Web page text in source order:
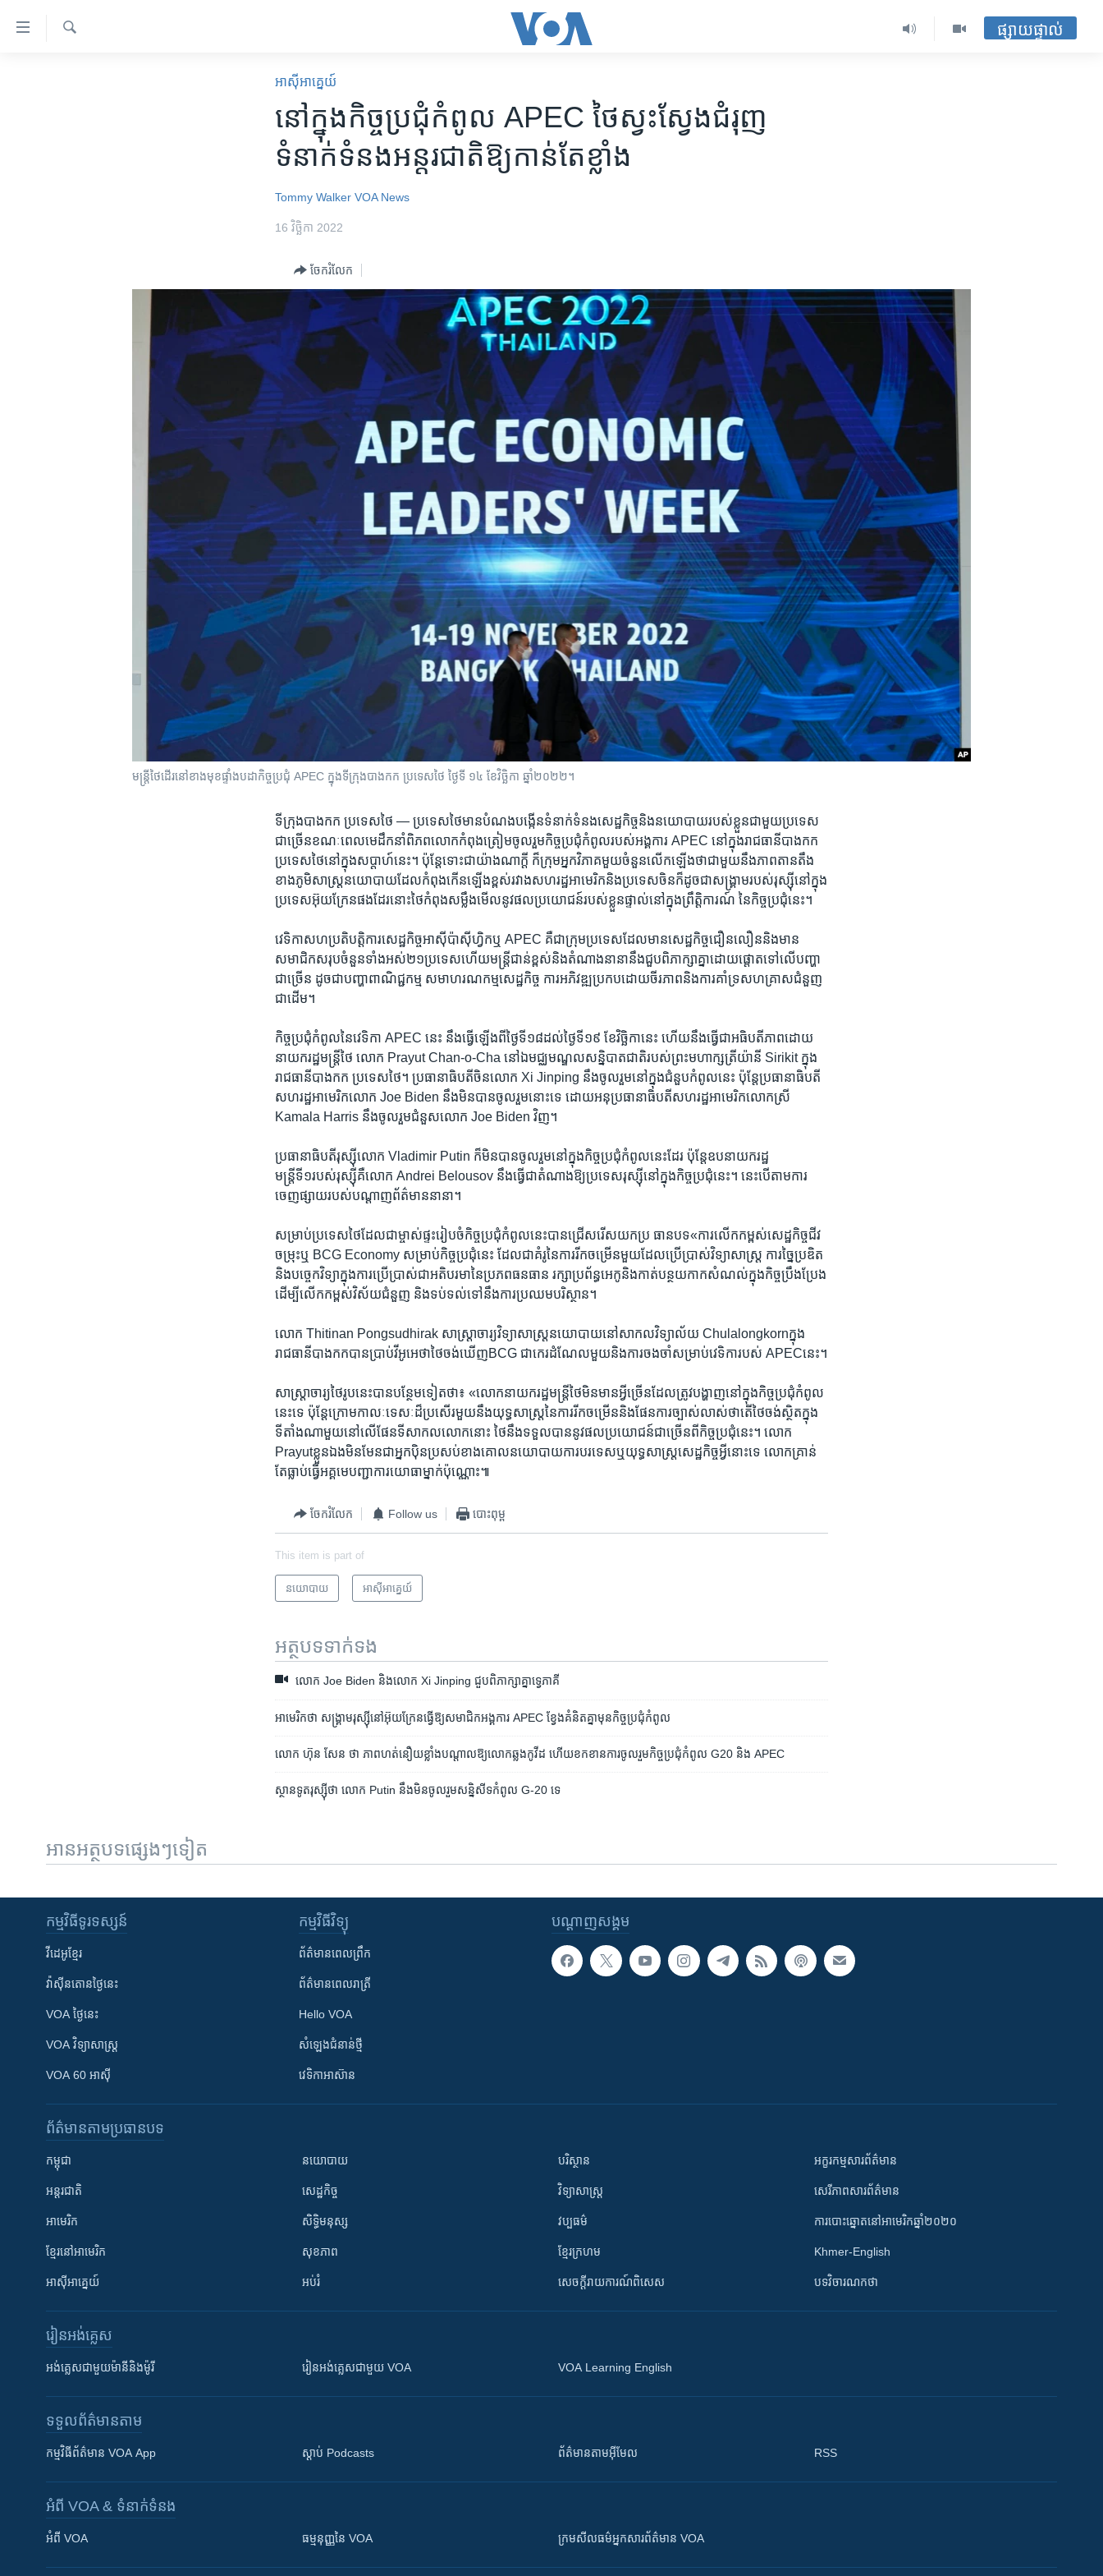
ទៅ​
ផ្សាយផ្ទាល់
អាស៊ី​អាគ្នេយ៍
នៅ​ក្នុង​កិច្ចប្រជុំ​កំពូល​​ APEC​ ​ថៃ​ស្វះស្វែង​ជំរុញ​
ទំនាក់ទំនង​អន្តរជាតិ​ឱ្យ​កាន់​តែ​ខ្លាំង
Tommy Walker VOA News
16 វិច្ឆិកា 2022
ចែករំលែក
មន្ត្រី​ថៃ​ដើរ​នៅ​ខាង​មុខ​ផ្ទាំងបដា​កិច្ចប្រជុំ​ APEC ក្នុង​ទីក្រុង​បាងកក ប្រទេស​ថៃ ថ្ងៃទី ១៤ ខែវិច្ឆិកា ឆ្នាំ២០២២។
ទីក្រុង​បាងកក ប្រទេស​ថៃ —ប្រទេស​ថៃ​មាន​បំណង​បង្កើន​ទំនាក់ទំនង​សេដ្ឋកិច្ច​និង​នយោបាយ​របស់​ខ្លួន​ជា​មួយប្រទេស​
ជា​ច្រើនខណៈ​ពេល​មេដឹកនាំ​ពិភពលោក​កំពុង​ត្រៀម​ចូលរួម​កិច្ចប្រជុំ​កំពូល​របស់​អង្គការ APEC នៅ​ក្នុង​រាជធានី​បាងកក
ប្រទេស​ថៃ​នៅ​ក្នុង​សប្តាហ៍នេះ។ ប៉ុន្តែ​ទោះ​ជា​យ៉ាង​ណា​ក្តី ក៏​ក្រុម​អ្នកវិភាគមួយ​ចំនួន​លើក​ឡើង​ថា​ជា​មួយ​នឹង​ភាព​តានតឹង​
ខាង​ភូមិសាស្ត្រ​នយោបាយដែល​កំពុង​កើន​ឡើង​ខ្ពស់​រវាង​សហរដ្ឋអាមេរិក​និង​ប្រ​ទេស​ចិន​ក៏​ដូច​ជា​សង្គ្រាមរបស់​រុស្ស៊ី​នៅ​ក្នុង​
ប្រទេស​អ៊ុយក្រែន​ផងដែរ​នោះថៃ​កំពុង​សម្លឹង​មើលនូវ​ផលប្រយោជន៍​របស់​ខ្លួន​ផ្ទាល់នៅ​ក្នុង​ព្រឹត្តិការណ៍​ នៃ​កិច្ចប្រជុំ​នេះ។
វេទិកា​សហប្រតិបត្តិការ​សេដ្ឋកិច្ច​អាស៊ី​ប៉ាស៊ីហ្វិក​ឬ APEC គឺ​ជា​ក្រុម​ប្រទេស​ដែល​មាន​សេដ្ឋកិច្ច​ជឿនលឿននិង​មាន​
សមាជិកសរុបចំនួន​ទាំង​អស់២១ប្រទេស​ហើយ​មន្ត្រី​ជាន់​ខ្ពស់​និង​តំណាង​នានា​នឹង​ជួបពិភាក្សា​គ្នា​ដោយ​ផ្តោត​ទៅ​លើ​បញ្ហា​
ជា​ច្រើន ដូច​ជា​បញ្ហា​ពាណិជ្ជកម្ម សមាហរណកម្ម​សេដ្ឋកិច្ច ការ​អភិវឌ្ឍ​ប្រកប​ដោយ​ចីរភាព​និង​ការ​គាំទ្រសហគ្រាស​ជំនួញ​
ជាដើម។
កិច្ចប្រជុំ​កំពូល​នៃ​វេទិកា APEC នេះ​ នឹង​ធ្វើ​ឡើង​ពី​ថ្ងៃ​ទី​១៨​ដល់​ថ្ងៃ​ទី​១៩ ខែ​វិច្ឆិកា​នេះ​ ហើយ​នឹងធ្វើ​ជា​អធិបតី​ភាព​ដោយ​
នាយករដ្ឋមន្ត្រី​ថៃ​ លោក Prayut Chan-o-Cha នៅ​ឯ​មជ្ឈមណ្ឌល​សន្និបាត​ជាតិ​របស់​ព្រះ​មហាក្សត្រី​យ៉ានី Sirikit ក្នុង​
រាជធានី​បាងកក ប្រទេស​ថៃ។ ប្រធានាធិបតី​ចិន​លោក Xi Jinping នឹង​ចូលរួម​នៅក្នុង​ជំនួប​កំពូល​នេះ​ ប៉ុន្តែ​ប្រធានាធិបតី​
សហរដ្ឋអាមេរិក​លោក Joe Biden នឹង​មិន​បាន​ចូលរួម​នោះ​ទេ ដោយអនុ​ប្រធានាធិបតីសហរដ្ឋ​អាមេរិក​លោក​ស្រី
Kamala Harris​ នឹងចូលរួម​ជំនួស​លោក Joe Biden វិញ។
ប្រធានាធិបតី​រុស្ស៊ី​លោក Vladimir Putin ក៏​មិន​បាន​ចូលរួម​នៅក្នុង​កិច្ចប្រជុំ​កំពូល​នេះ​ដែរ ប៉ុន្តែ​ឧបនាយករដ្ឋ
មន្ត្រីទី១របស់​រុស្ស៊ី​គឺ​លោក Andrei Belousov នឹង​ធ្វើ​ជា​តំណាង​ឱ្យ​ប្រទេស​រុស្ស៊ី​នៅ​ក្នុង​កិច្ចប្រជុំ​នេះ។ នេះ​បើ​តាម​ការ​
ចេញ​ផ្សាយ​របស់បណ្តាញ​ព័ត៌មាន​នានា។
សម្រាប់​ប្រទេស​ថៃដែល​ជា​ម្ចាស់​ផ្ទះ​រៀបចំ​កិច្ចប្រជុំ​កំពូល​នេះ​បាន​ជ្រើស​រើស​យក​ប្រ ធាន​បទ«ការ​លើក​កម្ពស់​សេដ្ឋកិច្ច​ជីវ
ចម្រុះ​ឬ BCG Economy សម្រាប់​កិច្ចប្រជុំ​នេះ ដែល​ជា​គំរូ​នៃការ​រីក​ចម្រើនមួយ​ដែល​ប្រើប្រាស់​វិទ្យាសាស្ត្រ ការ​ច្នៃ​ប្រឌិត​
និង​បច្ចេកវិទ្យា​ក្នុង​ការប្រើប្រាស់ជា​អតិបរមានៃ​ប្រភព​ធនធាន រក្សា​ប្រព័ន្ធ​អេកូ​និង​កាត់​បន្ថយកាកសំណល់​ក្នុង​កិច្ច​ប្រឹង​ប្រែង​
ដើម្បី​លើក​កម្ពស់​វិស័យ​ជំនួញ​ និង​ទប់ទល់​ទៅ​នឹង​ការ​ប្រឈម​បរិស្ថាន។
លោក Thitinan Pongsudhirak សាស្ត្រាចារ្យ​វិទ្យាសាស្ត្រ​នយោបាយ​នៅ​សាកលវិទ្យាល័យ Chulalongkornក្នុង​
រាជធានី​បាងកក​បាន​ប្រាប់​វីអូអេ​ថា​ថៃ​ចង់​ឃើញBCG ជា​កេរដំណែល​មួយនិង​ការ​ចងចាំ​សម្រាប់​វេទិការបស់ APECនេះ។
សាស្ត្រាចារ្យ​ថៃ​រូប​នេះបាន​បន្ថែម​ទៀត​ថា៖ «លោក​នាយក​រដ្ឋមន្ត្រី​ថៃ​មិន​មាន​អ្វី​ច្រើនដែល​ត្រូវ​បង្ហាញនៅ​ក្នុង​កិច្ចប្រជុំ​កំពូល​
នេះ​ទេ ប៉ុន្តែ​ក្រោមកាលៈទេសៈ​ដ៏​ប្រសើរ​មួយ​នឹង​យុទ្ធសាស្ត្រ​នៃ​ការ​រីកចម្រើន​និង​ផែនការ​ច្បាស់លាស់​ថា​តើ​ថៃ​ចង់​ស្ថិត​ក្នុង​
ទីតាំង​ណា​មួយ​នៅ​លើ​ផែន​ទី​សាកលលោក​នោះ ថៃ​នឹង​ទទួល​បាននូវ​ផលប្រយោជន៍ជា​ច្រើន​ពី​កិច្ចប្រជុំ​នេះ។ លោក
Prayutខ្លួន​ឯង​មិន​មែន​ជា​អ្នក​ប៉ិន​ប្រសប់​ខាង​គោល​នយោបាយ​ការបរទេស​ឬ​យុទ្ធសាស្ត្រ​សេដ្ឋកិច្ច​អ្វី​នោះ​ទេ លោកគ្រាន់​
តែ​ធ្លាប់​ធ្វើអគ្គមេបញ្ជាការ​យោធា​ម្នាក់​ប៉ុណ្ណោះ៕
ចែករំលែក Follow us បោះពុម្ព
This item is part of
នយោបាយ អាស៊ី​អាគ្នេយ៍
អត្ថបទ​ទាក់ទង
លោក ​Joe Biden ​និង​លោក ​Xi Jinping​ ជួប​ពិភាក្សា​គ្នា​ទ្វេភាគី​
អាមេរិក​ថា សង្គ្រាម​រុស្ស៊ី​នៅ​អ៊ុយក្រែន​ធ្វើឱ្យ​សមាជិក​អង្គការ APEC ខ្វែង​គំនិតគ្នា​មុន​កិច្ចប្រជុំ​កំពូល
លោក​ ហ៊ុន សែន ​ថា​ ភាព​ហត់​នឿយ​ខ្លាំង​បណ្តាល​​ឱ្យ​លោក​ឆ្លង​កូវីដ ​ហើយ​ខកខាន​ការ​ចូល​រួម​កិច្ច​ប្រជុំ​កំពូល ​​G20 និង ​APEC
ស្ថានទូត​រុស្ស៊ី​ថា​ លោក Putin នឹង​មិន​ចូលរួម​សន្និសីទ​កំពូល G-20 ទេ
អានអត្ថបទផ្សេងៗទៀត
បណ្តាញ​សង្គម
កម្មវិធី​ទូរទស្សន៍
វីដេអូ​ខ្មែរ
វ៉ាស៊ីនតោន​ថ្ងៃ​នេះ
VOA ថ្ងៃនេះ
VOA ​វិទ្យាសាស្ត្រ
VOA 60 អាស៊ី
កម្មវិធី​វិទ្យុ
ព័ត៌មាន​ពេល​ព្រឹក
ព័ត៌មាន​​ពេល​រាត្រី
Hello VOA
សំឡេង​ជំនាន់​ថ្មី
វេទិកា​អាស៊ាន
ព័ត៌មាន​តាមប្រធានបទ​
កម្ពុជា
អន្តរជាតិ
អាមេរិក
ខ្មែរ​នៅអាមេរិក
អាស៊ីអាគ្នេយ៍
នយោបាយ
សេដ្ឋកិច្ច
សិទ្ធិមនុស្ស
សុខភាព
អប់រំ
បរិស្ថាន
វិទ្យាសាស្រ្ត
វប្បធម៌
ខ្មែរក្រហម
សេចក្តីរាយការណ៍ពិសេស
អក្ខរកម្មសារព័ត៌មាន
សេរីភាពសារព័ត៌មាន
ការបោះឆ្នោតនៅអាមេរិកឆ្នាំ២០២០
Khmer-English
បទវិចារណកថា
រៀន​​អង់គ្លេស
អង់គ្លេស​ជាមួយ​ម៉ានី​និង​ម៉ូរី រៀន​​​​​​អង់គ្លេស​​ជាមួយ VOA VOA Learning English
ទទួល​ព័ត៌មាន​តាម
កម្មវិធី​ព័ត៌មាន VOA App ស្តាប់ Podcasts ព័ត៌មាន​តាម​អ៊ីមែល RSS
អំពី​ VOA & ទំនាក់ទំនង
អំពី​ VOA ធម្មនុញ្ញ​នៃ VOA ក្រម​​​សីលធម៌​​​អ្នក​​​សារព័ត៌មាន VOA